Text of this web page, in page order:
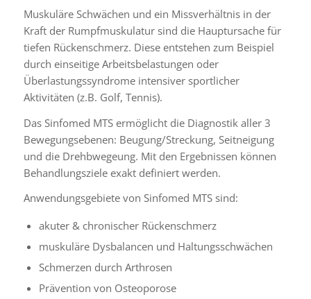
Muskuläre Schwächen und ein Missverhältnis in der
Kraft der Rumpfmuskulatur sind die Hauptursache für
tiefen Rückenschmerz. Diese entstehen zum Beispiel
durch einseitige Arbeitsbelastungen oder
Überlastungssyndrome intensiver sportlicher
Aktivitäten (z.B. Golf, Tennis).
Das Sinfomed MTS ermöglicht die Diagnostik aller 3
Bewegungsebenen: Beugung/Streckung, Seitneigung
und die Drehbwegeung. Mit den Ergebnissen können
Behandlungsziele exakt definiert werden.
Anwendungsgebiete von Sinfomed MTS sind:
akuter & chronischer Rückenschmerz
muskuläre Dysbalancen und Haltungsschwächen
Schmerzen durch Arthrosen
Prävention von Osteoporose